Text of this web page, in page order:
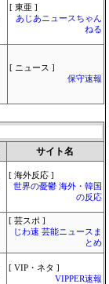
[ 東亜 ]
あじあニュースちゃん
ねる
[ ニュース ]
保守速報
サイト名
[ 海外反応 ]
世界の憂鬱 海外・韓国
の反応
[ 芸スポ ]
じわ速 芸能ニュースま
とめ
[ VIP・ネタ ]
VIPPER速報